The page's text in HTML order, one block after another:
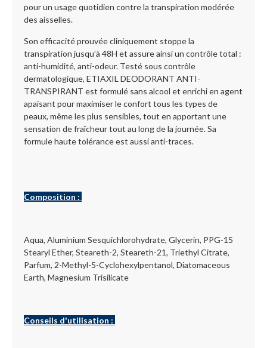
pour un usage quotidien contre la transpiration modérée
des aisselles.
Son efficacité prouvée cliniquement stoppe la
transpiration jusqu’à 48H et assure ainsi un contrôle total :
anti-humidité, anti-odeur. Testé sous contrôle
dermatologique, ETIAXIL DEODORANT ANTI-
TRANSPIRANT est formulé sans alcool et enrichi en agent
apaisant pour maximiser le confort tous les types de
peaux, même les plus sensibles, tout en apportant une
sensation de fraîcheur tout au long de la journée. Sa
formule haute tolérance est aussi anti-traces.
Composition :
Aqua, Aluminium Sesquichlorohydrate, Glycerin, PPG-15
Stearyl Ether, Steareth-2, Steareth-21, Triethyl Citrate,
Parfum, 2-Methyl-5-Cyclohexylpentanol, Diatomaceous
Earth, Magnesium Trisilicate
Conseils d'utilisation :